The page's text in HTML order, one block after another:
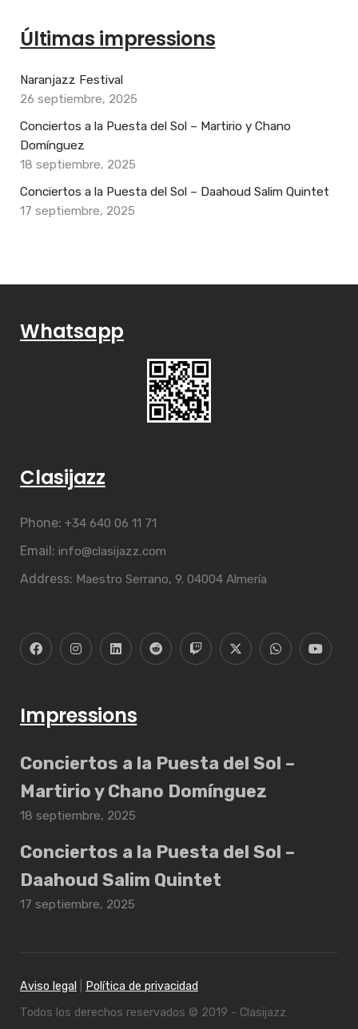
Últimas impressions
Naranjazz Festival
26 septiembre, 2025
Conciertos a la Puesta del Sol – Martirio y Chano
Domínguez
18 septiembre, 2025
Conciertos a la Puesta del Sol – Daahoud Salim Quintet
17 septiembre, 2025
Whatsapp
Clasijazz
Phone: +34 640 06 11 71
Email: info@clasijazz.com
Address: Maestro Serrano, 9. 04004 Almería
Impressions
Conciertos a la Puesta del Sol –
Martirio y Chano Domínguez
18 septiembre, 2025
Conciertos a la Puesta del Sol –
Daahoud Salim Quintet
17 septiembre, 2025
Aviso legal
Política de privacidad
Todos los derechos reservados © 2019 - Clasijazz